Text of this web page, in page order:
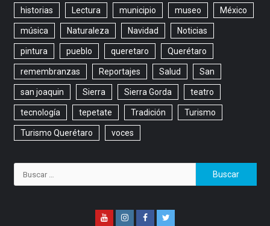
historias Lectura municipio museo México
música Naturaleza Navidad Noticias
pintura pueblo queretaro Querétaro
remembranzas Reportajes Salud San
san joaquin Sierra Sierra Gorda teatro
tecnología tepetate Tradición Turismo
Turismo Querétaro voces